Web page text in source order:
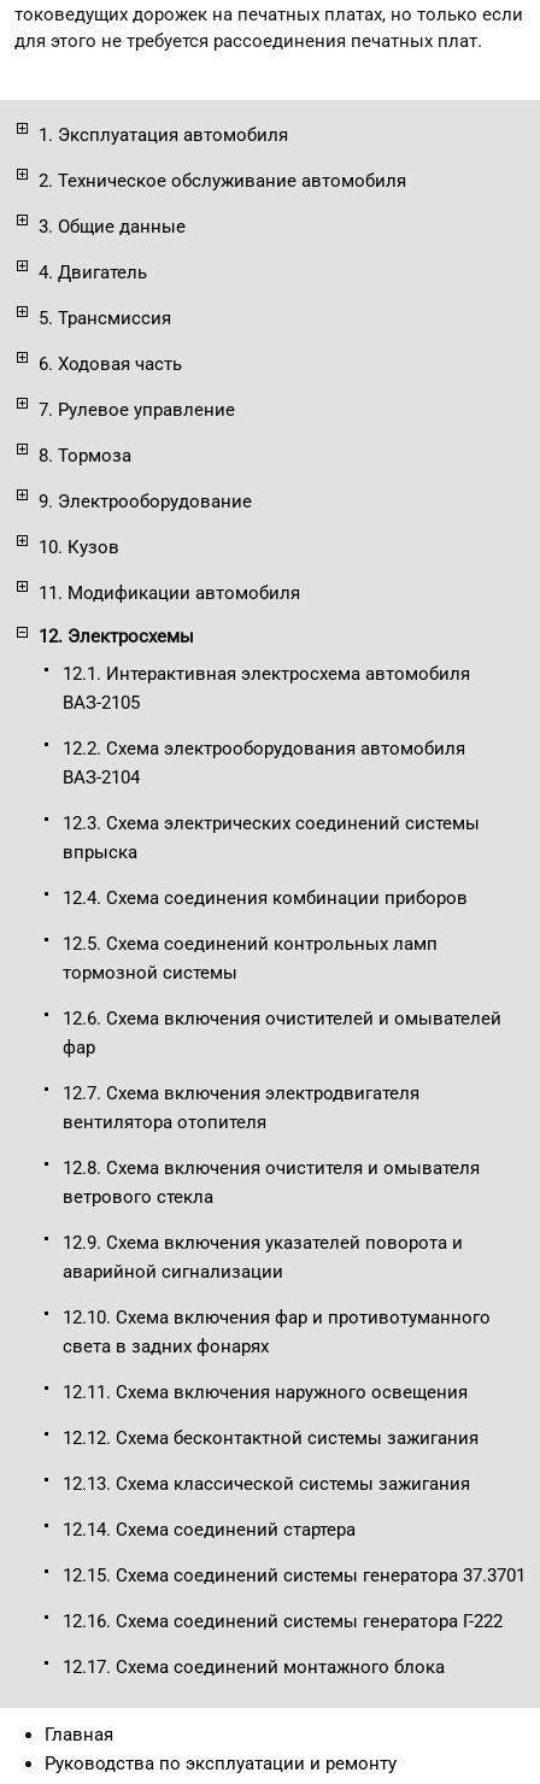
1. Эксплуатация автомобиля
2. Техническое обслуживание автомобиля
3. Общие данные
4. Двигатель
5. Трансмиссия
6. Ходовая часть
7. Рулевое управление
8. Тормоза
9. Электрооборудование
10. Кузов
11. Модификации автомобиля
12. Электросхемы
12.1. Интерактивная электросхема автомобиля
ВАЗ-2105
12.2. Схема электрооборудования автомобиля
ВАЗ-2104
12.3. Схема электрических соединений системы
впрыска
12.4. Схема соединения комбинации приборов
12.5. Схема соединений контрольных ламп
тормозной системы
12.6. Схема включения очистителей и омывателей
фар
12.7. Схема включения электродвигателя
вентилятора отопителя
12.8. Схема включения очистителя и омывателя
ветрового стекла
12.9. Схема включения указателей поворота и
аварийной сигнализации
12.10. Схема включения фар и противотуманного
света в задних фонарях
12.11. Схема включения наружного освещения
12.12. Схема бесконтактной системы зажигания
12.13. Схема классической системы зажигания
12.14. Схема соединений стартера
12.15. Схема соединений системы генератора 37.3701
12.16. Схема соединений системы генератора Г-222
12.17. Схема соединений монтажного блока
токоведущих дорожек на печатных платах, но только если
для этого не требуется рассоединения печатных плат.
Главная
Руководства по эксплуатации и ремонту